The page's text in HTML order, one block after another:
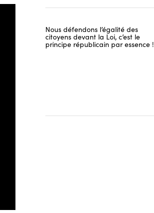
Nous défendons l’égalité des
citoyens devant la Loi, c’est le
principe républicain par essence !